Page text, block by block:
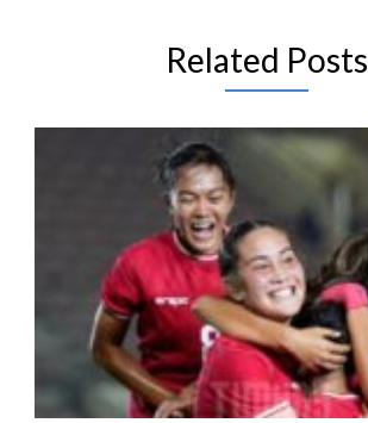
Related Posts